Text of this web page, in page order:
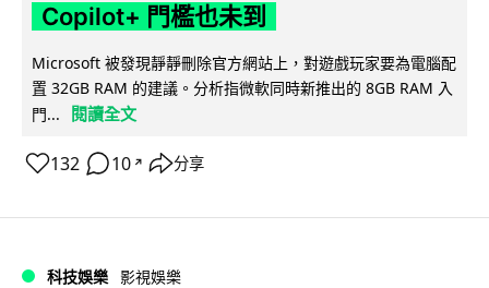
Copilot+ 門檻也未到
Microsoft 被發現靜靜刪除官方網站上，對遊戲玩家要為電腦配
置 32GB RAM 的建議。分析指微軟同時新推出的 8GB RAM 入
門...
閱讀全文
132 10 ↗ 分享
科技娛樂 影視娛樂